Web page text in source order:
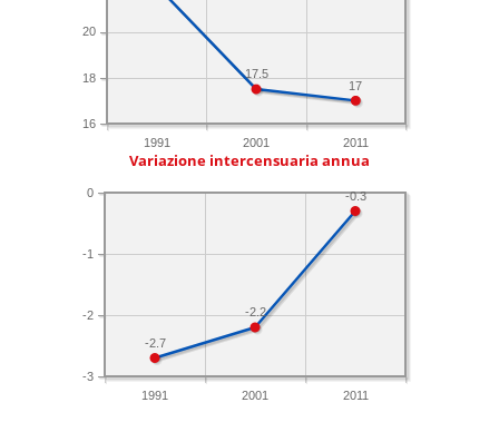
1991 2001 2011
16
18
20
17
17.5
Variazione intercensuaria annua
1991 2001 2011
-3
-2
-1
0 -0.3
-2.2
-2.7